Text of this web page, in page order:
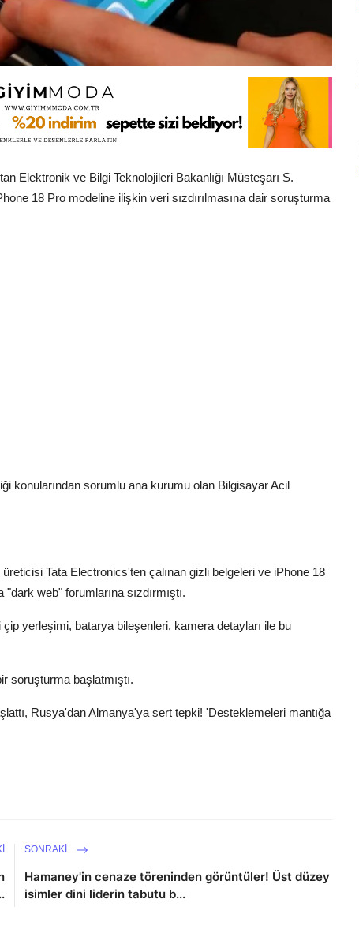
Elektronik ve Bilgi Teknolojileri Bakanlığı Müsteşarı S.
18 Pro modeline ilişkin veri sızdırılmasına dair soruşturma
konularından sorumlu ana kurumu olan Bilgisayar Acil
Tata Electronics'ten çalınan gizli belgeleri ve iPhone 18
web" forumlarına sızdırmıştı.
çip yerleşimi, batarya bileşenleri, kamera detayları ile bu
soruşturma başlatmıştı.
Rusya'dan Almanya'ya sert tepki! 'Desteklemeleri mantığa
SONRAKI
Hamaney'in cenaze töreninden görüntüler! Üst düzey
isimler dini liderin tabutu b...